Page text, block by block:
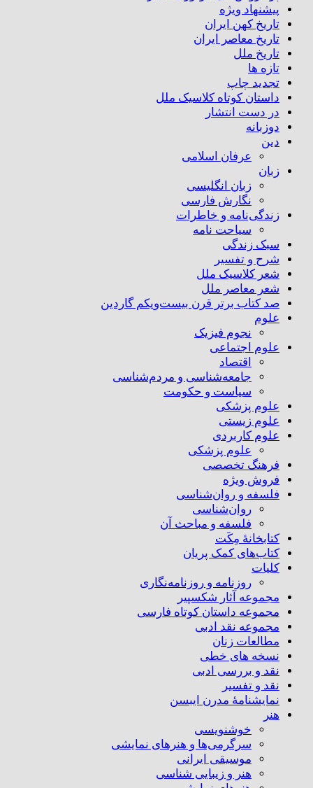
پیشنهاد ویژه
تاریخ کهن ایران
تاریخ معاصر ایران
تاریخ ملل
تازه ها
تجدید چاپ
داستان کوتاه کلاسیک ملل
در دست انتشار
دوزبانه
دین
عرفان اسلامی
زبان
زبان انگلیسی
نگارش فارسی
زندگی‌نامه و خاطرات
سیاحت نامه
سبک زندگی
شرح و تفسیر
شعر کلاسیک ملل
شعر معاصر ملل
صد کتاب برتر قرن بیست‌و‌یکم گاردین
علوم
نجوم فیزیک
علوم اجتماعی
اقتصاد
جامعه‌شناسی و مردم‌شناسی
سیاست و حکومت
علوم پزشکی
علوم زیستی
علوم کاربردی
علوم پزشکی
فرهنگ تخصصی
فروش ویژه
فلسفه و روان‌شناسی
روان‌شناسی
فلسفه و مباحث آن
کتابخانۀ مِکَت
کتاب‌های کمک پریان
کلیات
روزنامه و روزنامه‌نگاری
مجموعه آثار شکسپیر
مجموعه داستان کوتاه فارسی
مجموعه نقد ادبی
مطالعات زنان
نسخه های خطی
نقد و بررسی ادبی
نقد و تفسیر
نمایشنامۀ مدرن ایبسن
هنر
خوشنویسی
سرگرمی‌ها و هنرهای نمایشی
موسیقی ایرانی
هنر و زیبایی شناسی